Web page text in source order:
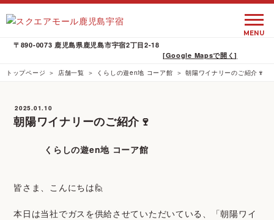
〒890-0073 鹿児島県鹿児島市宇宿2丁目2-18
[Google Mapsで開く]
MENU
トップページ 店舗一覧 くらしの遊en地 コーア館 朝陽ワイナリーのご紹介🍷
2025.01.10
朝陽ワイナリーのご紹介🍷
くらしの遊en地 コーア館
皆さま、こんにちは🙋
本日は当社でガスを供給させていただいている、「朝陽ワイ